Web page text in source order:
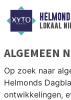
lokaal
ALGEMEEN
Op zoek naar
Helmonds
ontwikkelingen,